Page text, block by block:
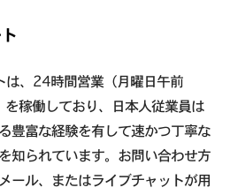
は、24時間営業（月曜日午前
稼働しており、日本人従業員は
豊富な経験を有して速かつ丁寧な
知られています。お問い合わせ方
ール、またはライブチャットが用